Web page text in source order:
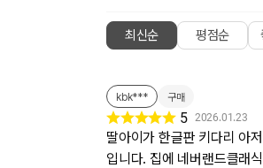
최신순 평점순
kbk*** 구매
5 2026.01.23
딸아이가 한글판 키다리 아
입니다. 집에 네버랜드클래